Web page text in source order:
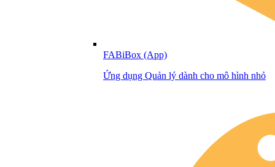
FABiBox (App)
Ứng dụng Quản lý dành cho mô hình nhỏ